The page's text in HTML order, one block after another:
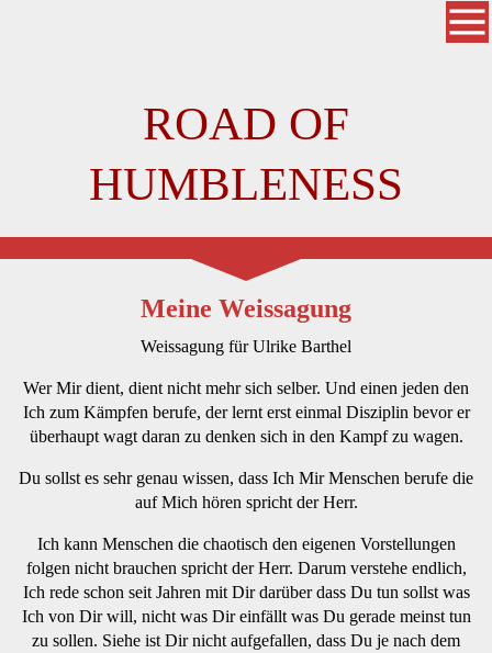
ROAD OF
HUMBLENESS
Meine Weissagung
Weissagung für Ulrike Barthel
Wer Mir dient, dient nicht mehr sich selber. Und einen jeden den
Ich zum Kämpfen berufe, der lernt erst einmal Disziplin bevor er
überhaupt wagt daran zu denken sich in den Kampf zu wagen.
Du sollst es sehr genau wissen, dass Ich Mir Menschen berufe die
auf Mich hören spricht der Herr.
Ich kann Menschen die chaotisch den eigenen Vorstellungen
folgen nicht brauchen spricht der Herr. Darum verstehe endlich,
Ich rede schon seit Jahren mit Dir darüber dass Du tun sollst was
Ich von Dir will, nicht was Dir einfällt was Du gerade meinst tun
zu sollen. Siehe ist Dir nicht aufgefallen, dass Du je nach dem